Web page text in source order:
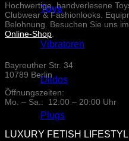
Toys
Vibratoren
Dildos
Plugs
Hochwertige, handverlesene
Clubwear & Fashionlooks.
Belohnung. Besuchen Sie uns im
Online-Shop
Bayreuther Str. 34
10789 Berlin
Öffnungszeiten:
Mo. – Sa.: 12:00 – 20:00 Uhr
LUXURY FETISH